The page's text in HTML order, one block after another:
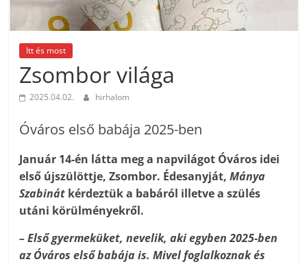
Itt és most
Zsombor világa
2025.04.02. hirhalom
Óváros első babája 2025-ben
Január 14-én látta meg a napvilágot Óváros idei
első újszülöttje, Zsombor. Édesanyját,Mánya
Szabinát kérdeztük a babáról illetve a szülés
utáni körülményekről.
– Első gyermeküket, nevelik, aki egyben 2025-ben
az Óváros első babája is. Mivel foglalkoznak és